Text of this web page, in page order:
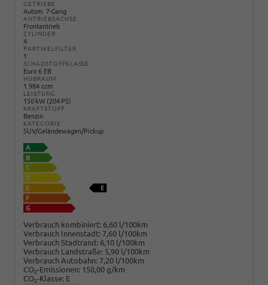
GETRIEBE
Autom. 7-Gang
ANTRIEBSACHSE
Frontantrieb
ZYLINDER
4
PARTIKELFILTER
1
SCHADSTOFFKLASSE
Euro 6 EB
HUBRAUM
1.984 ccm
LEISTUNG
150 kW (204 PS)
KRAFTSTOFF
Benzin
KATEGORIE
SUV/Geländewagen/Pickup
Verbrauch kombiniert: 6,60 l/100km
Verbrauch Innenstadt: 7,60 l/100km
Verbrauch Stadtrand: 6,10 l/100km
Verbrauch Landstraße: 5,90 l/100km
Verbrauch Autobahn: 7,20 l/100km
CO2-Emissionen: 150,00 g/km
CO2-Klasse: E